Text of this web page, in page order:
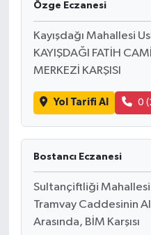
Özge Eczanesi
Kayışdağı Mahallesi
KAYIŞDAĞI FATİH
MERKEZİ KARŞISI
Yol Tarifi Al 0
Bostancı Eczanesi
Sultançiftliği
Tramvay Caddesinin
Arasında, BİM Karşısı